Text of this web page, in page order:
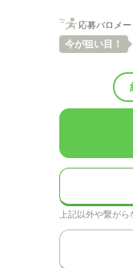
配属先部署：
（男4：女6）
待遇・福利厚生：
■オーケー調剤薬局で
（規定あり）
■更衣室（共用ロッカ
※レンジ・電気ポット
■制服貸与
※防寒用にブルゾンの
※レジのみカーディガ
■年始三が日休業
■有給休暇あり（6ヵ月
応募バロメー
今が狙い目！
上記以外や繋が